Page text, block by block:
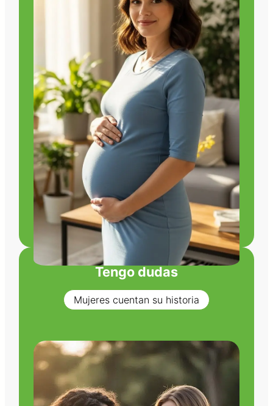
Tengo dudas
Mujeres cuentan su historia